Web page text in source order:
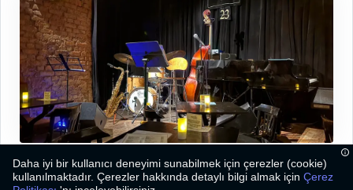
Daha iyi bir kullanıcı deneyimi sunabilmek için çerezler (cookie)
kullanılmaktadır. Çerezler hakkında detaylı bilgi almak için Çerez